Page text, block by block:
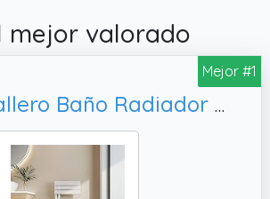
mejor valorado
Mejor #1
EMKE Toallero Baño Radiador Plano, radiador secador de Toallas de Agua Caliente